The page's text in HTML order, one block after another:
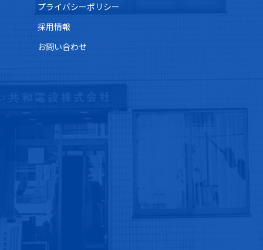
プライバシーポリシー
採用情報
お問い合わせ